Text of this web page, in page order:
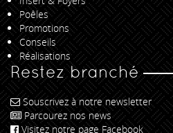
Poêles
Promotions
Conseils
Réalisations
Restez branché
Souscrivez à notre newsletter
Parcourez nos news
Visitez notre page Facebook